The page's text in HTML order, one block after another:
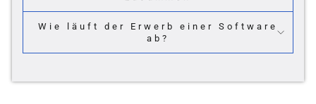
Wie läuft der Erwerb einer Software
ab?